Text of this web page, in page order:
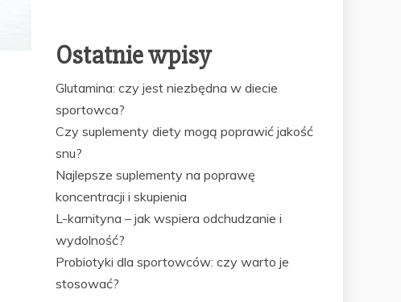
Ostatnie wpisy
Glutamina: czy jest niezbędna w diecie
sportowca?
Czy suplementy diety mogą poprawić jakość
snu?
Najlepsze suplementy na poprawę
koncentracji i skupienia
L-karnityna – jak wspiera odchudzanie i
wydolność?
Probiotyki dla sportowców: czy warto je
stosować?